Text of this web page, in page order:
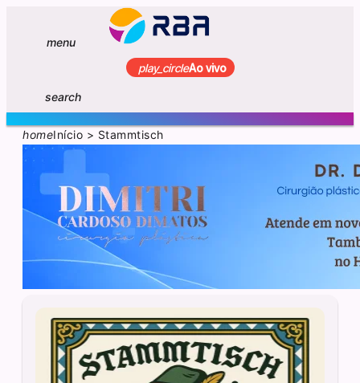
menu
play_circleAo vivo
search
homeInício > Stammtisch